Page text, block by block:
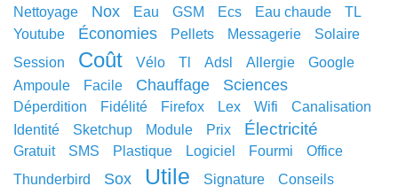
nettoyage
nox eau GSM ecs eau chaude
TL
youtube
économies pellets messagerie
solaire
session
coût vélo tl adsl allergie
google
ampoule
facile chauffage sciences
déperdition fidélité Firefox lex wifi
canalisation
identité
sketchup module prix électricité
gratuit SMS plastique logiciel fourmi
office
thunderbird
sox utile signature
conseils